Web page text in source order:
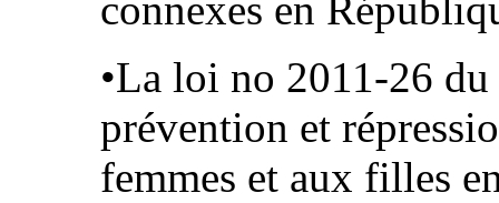
connexes en
•La loi no 2011-26
prévention et
femmes et aux filles